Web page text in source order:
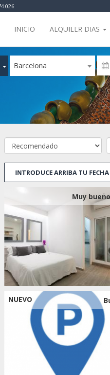
026
INICIO ALQUILER DIAS
Barcelona
INTRODUCE ARRIBA TU
Muy
NUEVO